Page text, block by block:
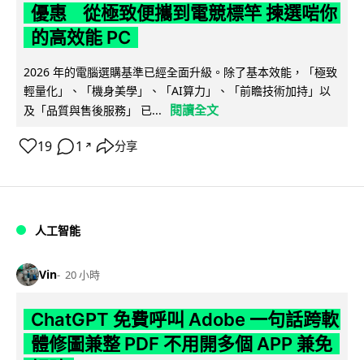
優惠 從極致便攜到電競標竿 揀選啱你
的高效能 PC
2026 年的電腦選購基準已經全面升級。除了基本效能，「極致
輕量化」、「機身美學」、「AI算力」、「前瞻技術加持」以
及「品質與售後服務」 已...
閱讀全文
19 1 ↗ 分享
人工智能
Vin 20 小時
ChatGPT 免費呼叫 Adobe 一句話跨軟
體修圖兼整 PDF 不用開多個 APP 兼免